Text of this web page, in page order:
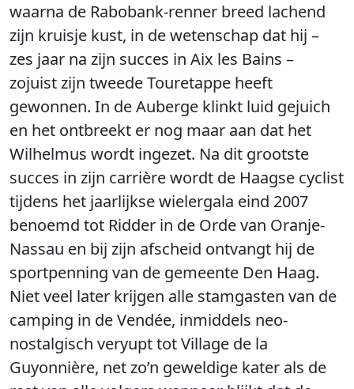
waarna de Rabobank-renner breed lachend
zijn kruisje kust, in de wetenschap dat hij –
zes jaar na zijn succes in Aix les Bains –
zojuist zijn tweede Touretappe heeft
gewonnen. In de Auberge klinkt luid gejuich
en het ontbreekt er nog maar aan dat het
Wilhelmus wordt ingezet. Na dit grootste
succes in zijn carrière wordt de Haagse cyclist
tijdens het jaarlijkse wielergala eind 2007
benoemd tot Ridder in de Orde van Oranje-
Nassau en bij zijn afscheid ontvangt hij de
sportpenning van de gemeente Den Haag.
Niet veel later krijgen alle stamgasten van de
camping in de Vendée, inmiddels neo-
nostalgisch veryupt tot Village de la
Guyonnière, net zo’n geweldige kater als de